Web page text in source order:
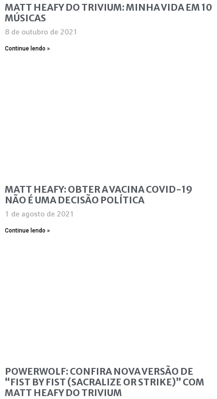
MATT HEAFY DO TRIVIUM: MINHA VIDA EM 10
MÚSICAS
8 de outubro de 2021
Continue lendo »
MATT HEAFY: OBTER A VACINA COVID-19
NÃO É UMA DECISÃO POLÍTICA
1 de agosto de 2021
Continue lendo »
POWERWOLF: CONFIRA NOVA VERSÃO DE
“FIST BY FIST (SACRALIZE OR STRIKE)” COM
MATT HEAFY DO TRIVIUM